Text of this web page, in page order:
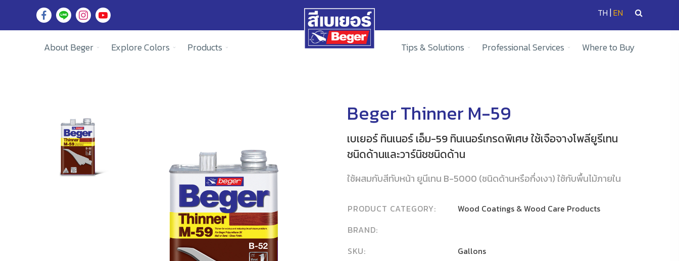
TH |EN
About Beger Explore Colors Products Tips & Solutions Professional Services Where to Buy
Beger Thinner M-59
เบเยอร์ ทินเนอร์ เอ็ม-59 ทินเนอร์เกรดพิเศษ ใช้เจือจางโพลียูรีเทน
ชนิดด้านและวาร์นิชชนิดด้าน
ใช้ผสมกับสีทับหน้า ยูนีเทน B-5000 (ชนิดด้านหรือกึ่งเงา) ใช้กับพื้นไม้ภายใน
PRODUCT CATEGORY:
Wood Coatings & Wood Care Products
BRAND:
SKU:
Gallons